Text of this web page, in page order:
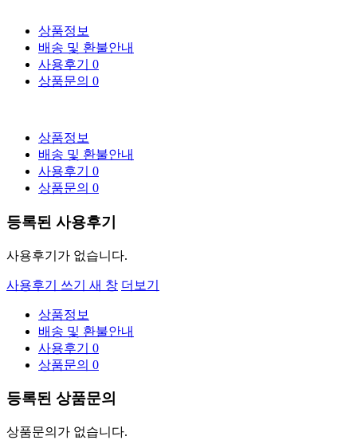
상품정보
배송 및 환불안내
사용후기 0
상품문의 0
상품정보
배송 및 환불안내
사용후기 0
상품문의 0
등록된 사용후기
사용후기가 없습니다.
사용후기 쓰기 새 창 더보기
상품정보
배송 및 환불안내
사용후기 0
상품문의 0
등록된 상품문의
상품문의가 없습니다.